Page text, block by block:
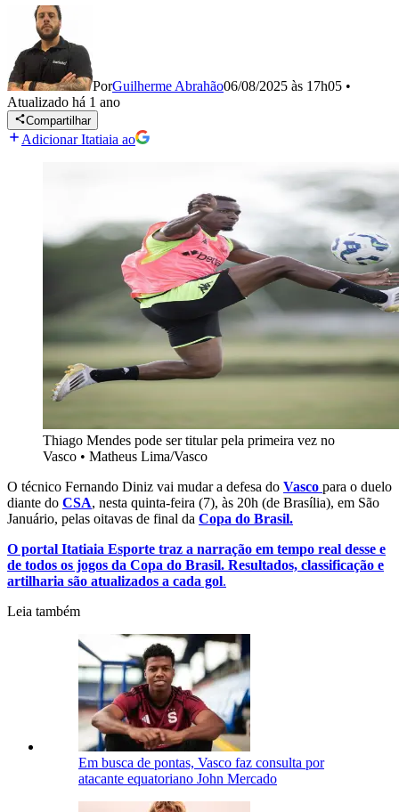
PorGuilherme Abrahão06/08/2025 às 17h05 •
Atualizado há 1 ano
Compartilhar
Adicionar Itatiaia ao
Thiago Mendes pode ser titular pela primeira vez no
Vasco • Matheus Lima/Vasco
O técnico Fernando Diniz vai mudar a defesa do Vasco para o duelo
diante do CSA, nesta quinta-feira (7), às 20h (de Brasília), em São
Januário, pelas oitavas de final da Copa do Brasil.
O portal Itatiaia Esporte traz a narração em tempo real desse e
de todos os jogos da Copa do Brasil. Resultados, classificação e
artilharia são atualizados a cada gol.
Leia também
Em busca de pontas, Vasco faz consulta por
atacante equatoriano John Mercado